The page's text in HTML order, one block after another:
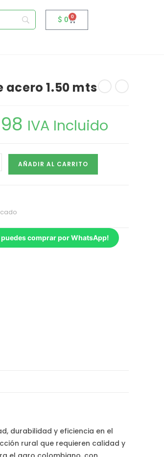
$ 0 0
acero 1.50 mts
IVA Incluido
AÑADIR AL CARRITO
puedes comprar por WhatsApp!
durabilidad y eficiencia en el
rural que requieren calidad y